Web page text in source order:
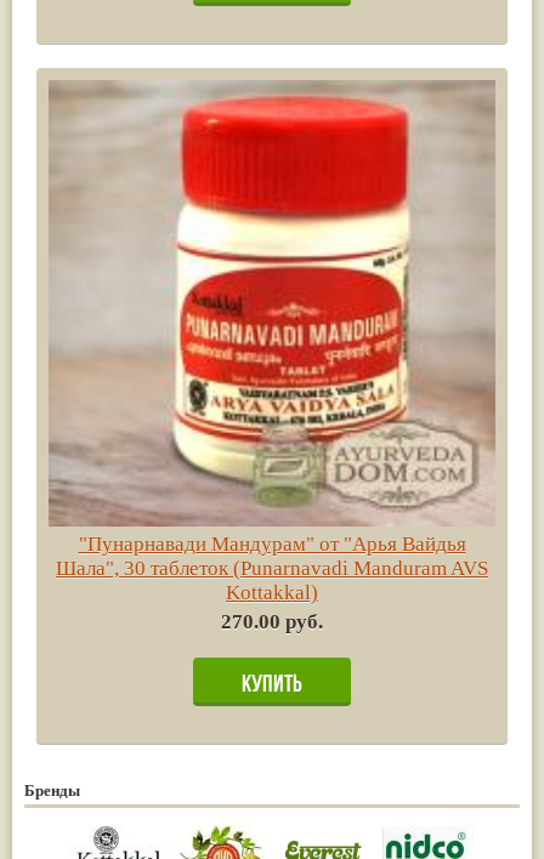
"Пунарнавади Мандурам" от "Арья Вайдья
Шала", 30 таблеток (Punarnavadi Мanduram AVS
Kottakkal)
270.00 руб.
Бренды